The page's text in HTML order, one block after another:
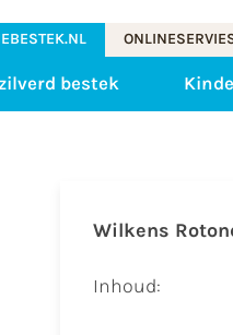
bestek
Wilkens
Inhoud: